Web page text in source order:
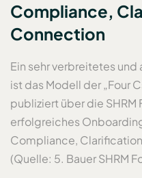
Compliance,
Connection
Ein sehr verbreitetes
ist das Modell der „Four
publiziert über die SHRM
erfolgreiches
Compliance,
(Quelle: 5. Bauer SHRM